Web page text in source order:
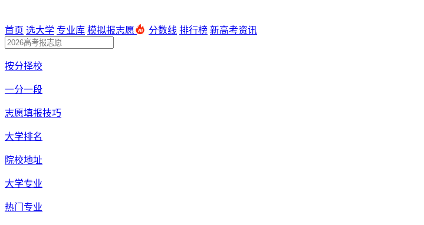
首页 选大学 专业库 模拟报志愿 分数线 排行榜 新高考资讯
按分择校
一分一段
志愿填报技巧
大学排名
院校地址
大学专业
热门专业